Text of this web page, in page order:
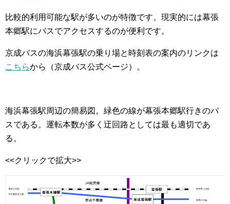
比較的利用可能な駅が多いのが特徴です。現実的には幕張
本郷駅にバスでアクセスするのが便利です。
京成バスの海浜幕張駅の乗り場と時刻表の案内のリンクは
こちらから（京成バス公式ページ）。
海浜幕張駅周辺の簡易図。緑色の線が幕張本郷駅行きのバ
スである。運転本数が多く迂回路としては最も適切であ
る。
<<クリックで拡大>>